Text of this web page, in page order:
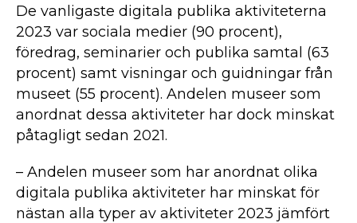
De vanligaste digitala publika aktiviteterna
2023 var sociala medier (90 procent),
föredrag, seminarier och publika samtal (63
procent) samt visningar och guidningar från
museet (55 procent). Andelen museer som
anordnat dessa aktiviteter har dock minskat
påtagligt sedan 2021.
– Andelen museer som har anordnat olika
digitala publika aktiviteter har minskat för
nästan alla typer av aktiviteter 2023 jämfört